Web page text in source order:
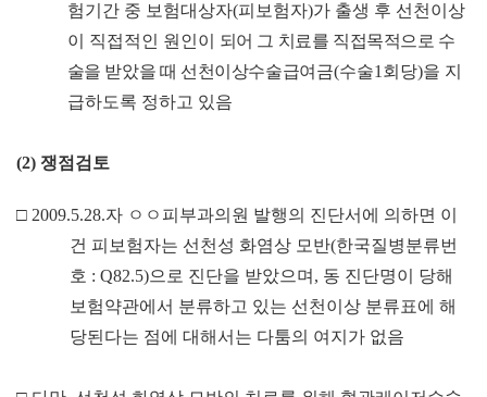
험기간 중 보험대상자(피보험자)가 출생 후 선천이상
이 직접적인 원인이 되어 그 치료를 직접목적으로 수
술을 받았을 때 선천이상수술급여 금(수술1 회당)을 지
급하도록 정하고 있음
(2) 쟁점검토
□ 2009.5.28.자 ㅇㅇ 피부과의원 발행의 진단서에 의하면 이
건 피보험자는 선천성 화염상 모반(한국질병분류번
호 : Q82.5)으로 진단을 받았으며 , 동 진단명이 당해
보험약관에서 분류하고 있는 선천이상 분류표에 해
당된다는 점에 대해서는 다툼의 여지가 없음